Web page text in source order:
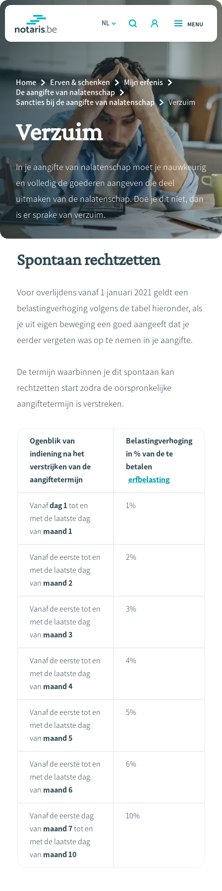
Overslaan
naar
inhoud
gaan
notaris.behomepage
NL
OPEN
ZOEKEN
OPEN
MENU
Relatie & samenleven
Erven & schenken
Ondernemen
Over de notaris
Rekenmodules
VIND EEN NOTARIS
Breadcrumb
Home Erven & schenken
Mijn erfenis
De aangifte van nalatenschap
Sancties bij de aangifte van nalatenschap
Current
Page:
Verzuim
Verzuim
In je aangifte van nalatenschap moet je nauwkeurig
en volledig de goederen aangeven die deel
uitmaken van de nalatenschap. Doe je dit niet, dan
is er sprake van verzuim.
Spontaan rechtzetten
Voor overlijdens vanaf 1 januari 2021 geldt een
belastingverhoging volgens de tabel hieronder, als
je uit eigen beweging een goed aangeeft dat je
eerder vergeten was op te nemen in je aangifte.
De termijn waarbinnen je dit spontaan kan
rechtzetten start zodra de oorspronkelijke
aangiftetermijn is verstreken.
Ogenblik van
indiening na het
verstrijken van de
aangiftetermijn
Belastingverhoging
in % van de te
betalen
erfbelasting
Vanafdag 1 tot en
met de laatste dag
van maand 1
1%
Vanaf de eerste tot en
met de laatste dag
van maand 2
2%
Vanaf de eerste tot en
met de laatste dag
van maand 3
3%
Vanaf de eerste tot en
met de laatste dag
van maand 4
4%
Vanaf de eerste tot en
met de laatste dag
van maand 5
5%
Vanaf de eerste tot en
met de laatste dag
van maand 6
6%
Vanaf de eerste dag
van maand 7tot en
met de laatste dag
van maand 10
10%